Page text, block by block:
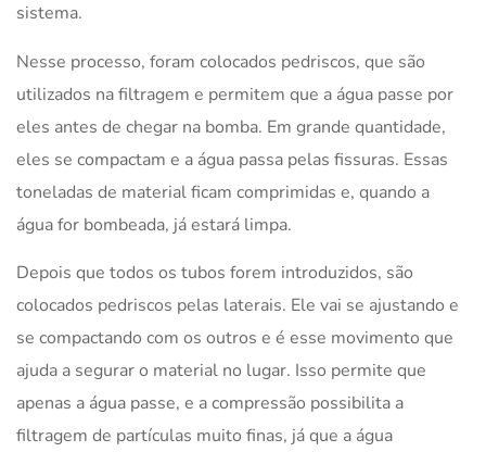
sistema.
Nesse processo, foram colocados pedriscos, que são
utilizados na filtragem e permitem que a água passe por
eles antes de chegar na bomba. Em grande quantidade,
eles se compactam e a água passa pelas fissuras. Essas
toneladas de material ficam comprimidas e, quando a
água for bombeada, já estará limpa.
Depois que todos os tubos forem introduzidos, são
colocados pedriscos pelas laterais. Ele vai se ajustando e
se compactando com os outros e é esse movimento que
ajuda a segurar o material no lugar. Isso permite que
apenas a água passe, e a compressão possibilita a
filtragem de partículas muito finas, já que a água